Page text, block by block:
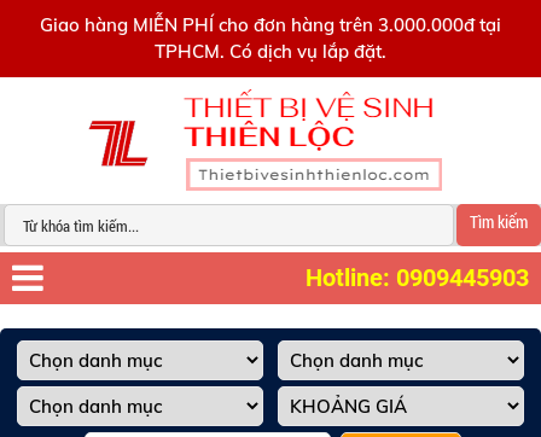
Giao hàng MIỄN PHÍ cho đơn hàng trên 3.000.000đ tại
TPHCM. Có dịch vụ lắp đặt.
Tìm kiếm
Hotline: 0909445903
0909445903